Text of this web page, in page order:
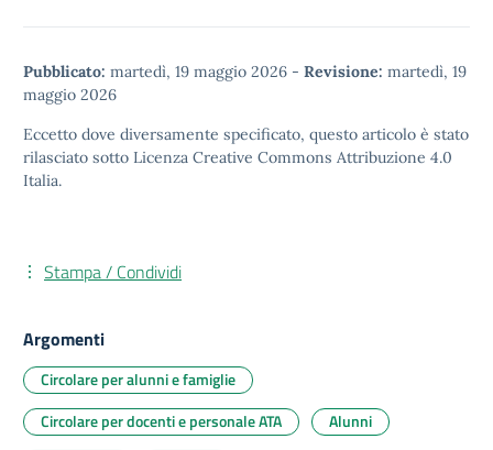
Pubblicato: martedì, 19 maggio 2026 - Revisione: martedì, 19
maggio 2026
Eccetto dove diversamente specificato, questo articolo è stato
rilasciato sotto Licenza Creative Commons Attribuzione 4.0
Italia.
Stampa / Condividi
Argomenti
Circolare per alunni e famiglie
Circolare per docenti e personale ATA
Alunni